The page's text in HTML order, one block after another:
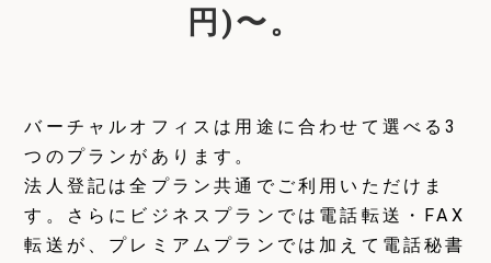
円)〜。
バーチャルオフィスは用途に合わせて選べる3
つのプランがあります。
法人登記は全プラン共通でご利用いただけま
す。さらにビジネスプランでは電話転送・FAX
転送が、プレミアムプランでは加えて電話秘書